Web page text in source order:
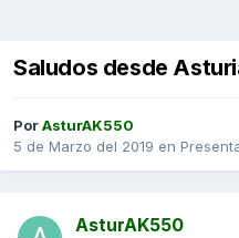
Saludos desde
PorAsturAK550
5 de Marzo del 2019 en
AsturAK550